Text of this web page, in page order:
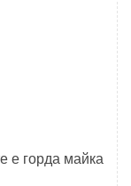
е горда майка